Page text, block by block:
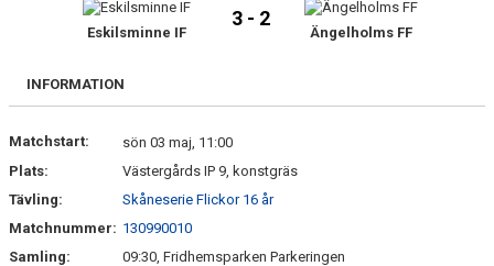
DOKUMENT
BILDGALLERI
PLANSKISS FRIDHEMSPARKEN
Eskilsminne IF
3 - 2
Ängelholms FF
INFORMATION
Matchstart:
sön 03 maj, 11:00
Plats:
Västergårds IP 9, konstgräs
Tävling:
Skåneserie Flickor 16 år
Matchnummer: 130990010
Samling:
09:30, Fridhemsparken Parkeringen